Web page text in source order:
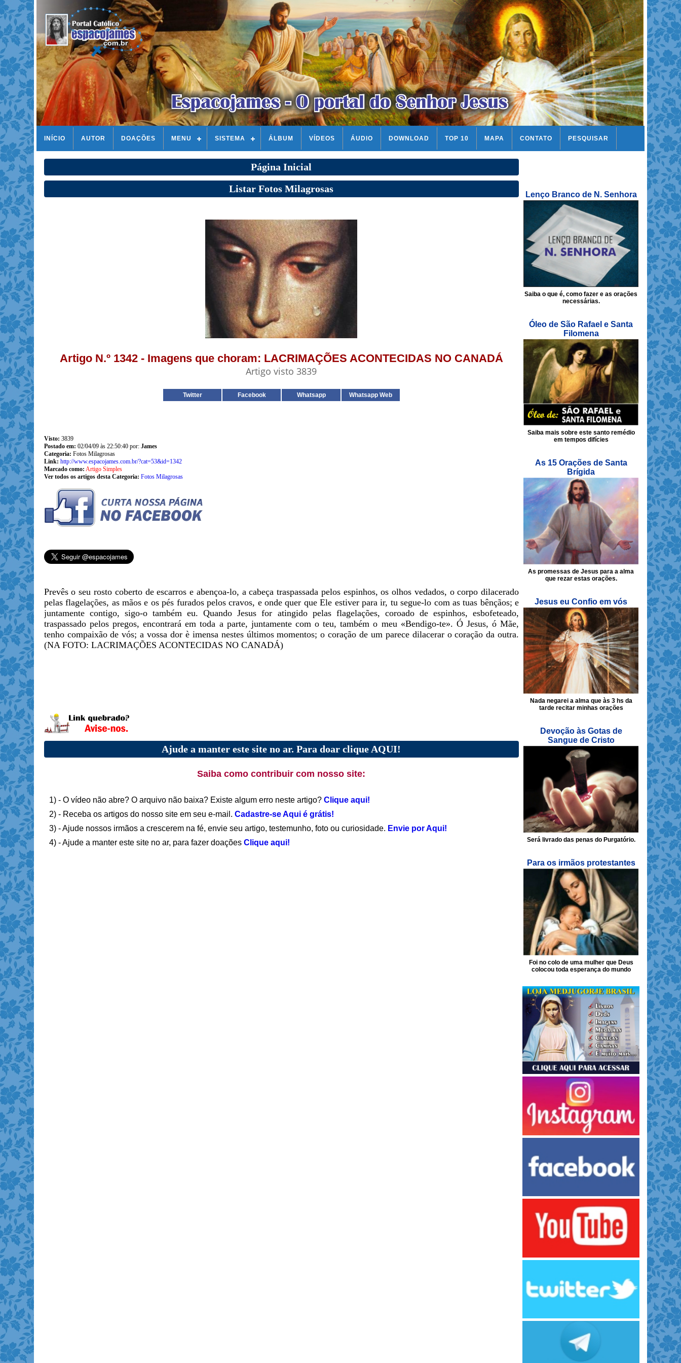
INÍCIO AUTOR DOAÇÕES MENU SISTEMA ÁLBUM VÍDEOS ÁUDIO DOWNLOAD TOP 10 MAPA CONTATO PESQUISAR
Página Inicial
Listar Fotos Milagrosas
Artigo N.º 1342 - Imagens que choram: LACRIMAÇÕES ACONTECIDAS NO CANADÁ
Artigo visto 3839
Twitter Facebook Whatsapp Whatsapp Web
Visto: 3839
Postado em: 02/04/09 às 22:50:40 por: James
Categoria: Fotos Milagrosas
Link: http://www.espacojames.com.br/?cat=53&id=1342
Marcado como: Artigo Simples
Ver todos os artigos desta Categoria: Fotos Milagrosas
Prevês o seu rosto coberto de escarros e abençoa-lo, a cabeça traspassada pelos espinhos, os olhos vedados, o corpo dilacerado
pelas flagelações, as mãos e os pés furados pelos cravos, e onde quer que Ele estiver para ir, tu segue-lo com as tuas bênçãos; e
juntamente contigo, sigo-o também eu. Quando Jesus for atingido pelas flagelações, coroado de espinhos, esbofeteado,
traspassado pelos pregos, encontrará em toda a parte, juntamente com o teu, também o meu «Bendigo-te». Ó Jesus, ó Mãe,
tenho compaixão de vós; a vossa dor è imensa nestes últimos momentos; o coração de um parece dilacerar o coração da outra.
(NA FOTO: LACRIMAÇÕES ACONTECIDAS NO CANADÁ)
Ajude a manter este site no ar. Para doar clique AQUI!
Saiba como contribuir com nosso site:
1) - O vídeo não abre? O arquivo não baixa? Existe algum erro neste artigo? Clique aqui!
2) - Receba os artigos do nosso site em seu e-mail. Cadastre-se Aqui é grátis!
3) - Ajude nossos irmãos a crescerem na fé, envie seu artigo, testemunho, foto ou curiosidade. Envie por Aqui!
4) - Ajude a manter este site no ar, para fazer doações Clique aqui!
Lenço Branco de N. Senhora
Saiba o que é, como fazer e as orações
necessárias.
Óleo de São Rafael e Santa
Filomena
Saiba mais sobre este santo remédio
em tempos difícies
As 15 Orações de Santa
Brígida
As promessas de Jesus para a alma
que rezar estas orações.
Jesus eu Confio em vós
Nada negarei a alma que às 3 hs da
tarde recitar minhas orações
Devoção às Gotas de
Sangue de Cristo
Será livrado das penas do Purgatório.
Para os irmãos protestantes
Foi no colo de uma mulher que Deus
colocou toda esperança do mundo